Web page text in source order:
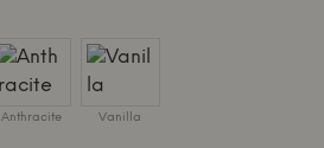
Anthracite Vanilla